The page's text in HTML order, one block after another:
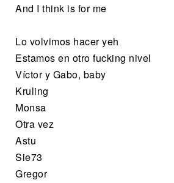
And I think is for me
Lo volvimos hacer yeh
Estamos en otro fucking nivel
Víctor y Gabo, baby
Kruling
Monsa
Otra vez
Astu
Sie73
Gregor